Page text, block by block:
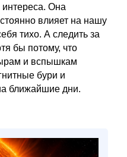
Она
влияет на нашу
тихо. А следить за
бы потому, что
и вспышкам
бури и
ближайшие дни.